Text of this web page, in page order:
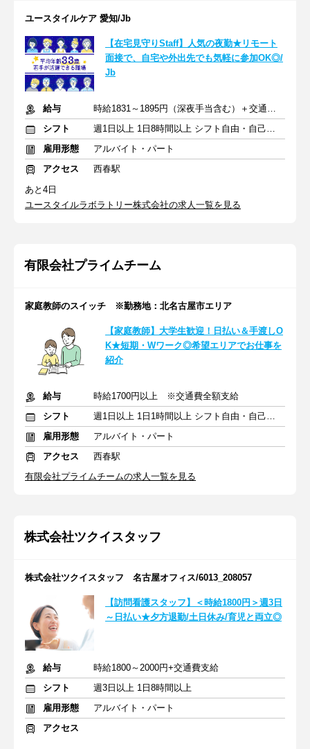
ユースタイルケア 愛知/Jb
【在宅見守りStaff】人気の夜勤★リモート
面接で、自宅や外出先でも気軽に参加OK◎/
Jb
給与
時給1831～1895円（深夜手当含む）＋交通費支給
シフト
週1日以上 1日8時間以上 シフト自由・自己申告
雇用形態
アルバイト・パート
アクセス
西春駅
あと4日
ユースタイルラボラトリー株式会社の求人一覧を見る
有限会社プライムチーム
家庭教師のスイッチ ※勤務地：北名古屋市エリア
【家庭教師】大学生歓迎！日払い＆手渡しO
K★短期・Wワーク◎希望エリアでお仕事を
紹介
給与
時給1700円以上 ※交通費全額支給
シフト
週1日以上 1日1時間以上 シフト自由・自己申告
雇用形態
アルバイト・パート
アクセス
西春駅
有限会社プライムチームの求人一覧を見る
株式会社ツクイスタッフ
株式会社ツクイスタッフ 名古屋オフィス/6013_208057
【訪問看護スタッフ】＜時給1800円＞週3日
～日払い★夕方退勤/土日休み/育児と両立◎
給与
時給1800～2000円+交通費支給
シフト
週3日以上 1日8時間以上
雇用形態
アルバイト・パート
アクセス